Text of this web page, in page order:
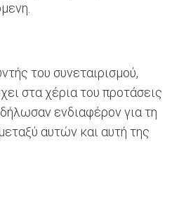
του συνεταιρισμού,
στα χέρια του προτάσεις
ενδιαφέρον για τη
αυτών και αυτή της